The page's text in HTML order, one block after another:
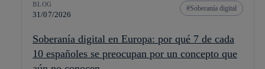
BLOG
31/07/2026
Soberanía digital
Soberanía digital en Europa: por qué 7 de cada
10 españoles se preocupan por un concepto que